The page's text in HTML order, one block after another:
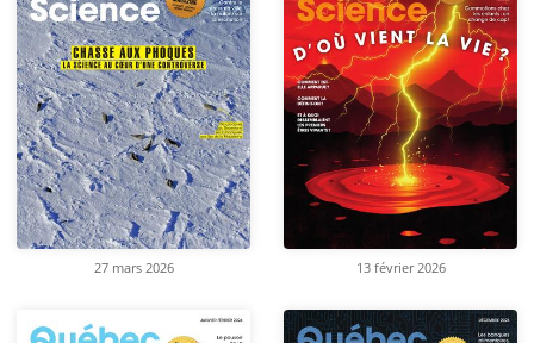
27 mars 2026 13 février 2026